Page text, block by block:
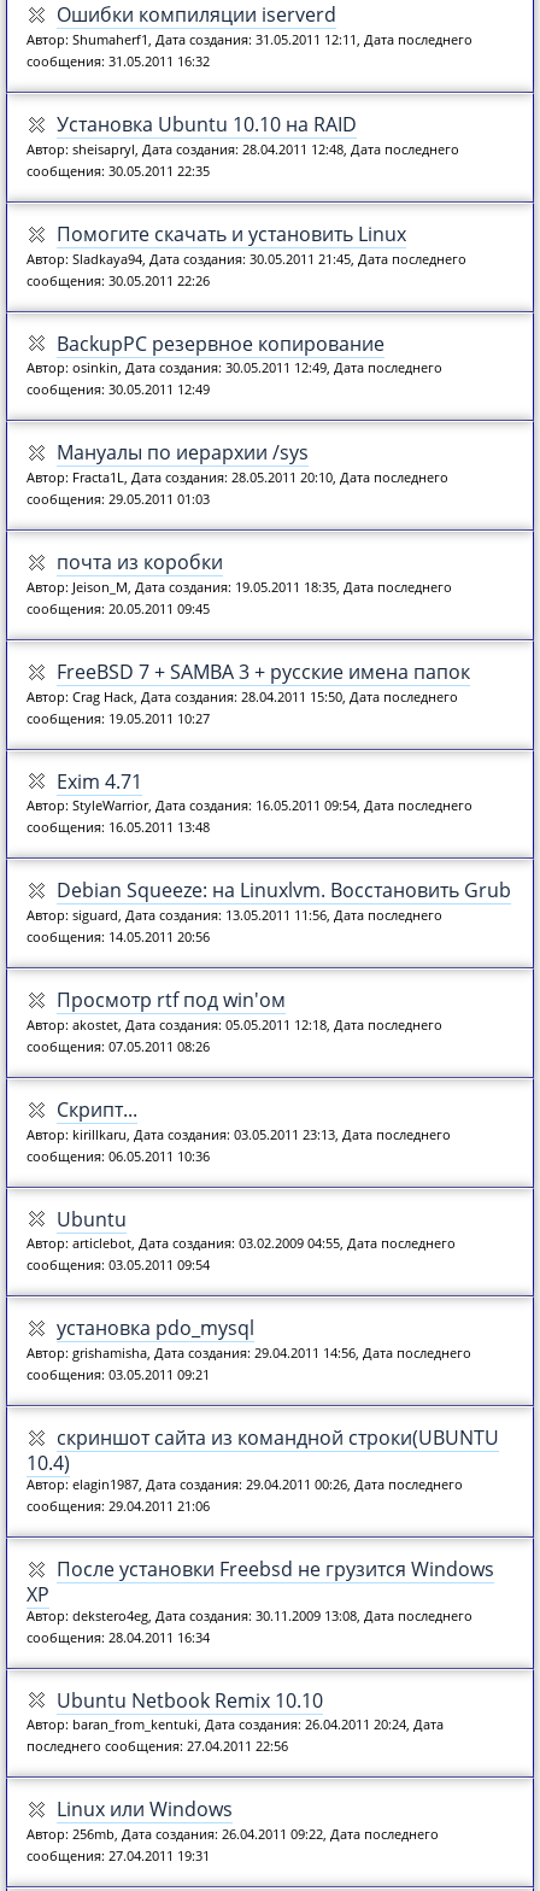
Ошибки компиляции iserverd
Автор: Shumaherf1, Дата создания: 31.05.2011 12:11, Дата последнего
сообщения: 31.05.2011 16:32
Установка Ubuntu 10.10 на RAID
Автор: sheisapryl, Дата создания: 28.04.2011 12:48, Дата последнего
сообщения: 30.05.2011 22:35
Помогите скачать и установить Linux
Автор: Sladkaya94, Дата создания: 30.05.2011 21:45, Дата последнего
сообщения: 30.05.2011 22:26
BackupPC резервное копирование
Автор: osinkin, Дата создания: 30.05.2011 12:49, Дата последнего
сообщения: 30.05.2011 12:49
Мануалы по иерархии /sys
Автор: Fracta1L, Дата создания: 28.05.2011 20:10, Дата последнего
сообщения: 29.05.2011 01:03
почта из коробки
Автор: Jeison_M, Дата создания: 19.05.2011 18:35, Дата последнего
сообщения: 20.05.2011 09:45
FreeBSD 7 + SAMBA 3 + русские имена папок
Автор: Crag Hack, Дата создания: 28.04.2011 15:50, Дата последнего
сообщения: 19.05.2011 10:27
Exim 4.71
Автор: StyleWarrior, Дата создания: 16.05.2011 09:54, Дата последнего
сообщения: 16.05.2011 13:48
Debian Squeeze: на Linuxlvm. Восстановить Grub
Автор: siguard, Дата создания: 13.05.2011 11:56, Дата последнего
сообщения: 14.05.2011 20:56
Просмотр rtf под win'ом
Автор: akostet, Дата создания: 05.05.2011 12:18, Дата последнего
сообщения: 07.05.2011 08:26
Скрипт...
Автор: kirillkaru, Дата создания: 03.05.2011 23:13, Дата последнего
сообщения: 06.05.2011 10:36
Ubuntu
Автор: articlebot, Дата создания: 03.02.2009 04:55, Дата последнего
сообщения: 03.05.2011 09:54
установка pdo_mysql
Автор: grishamisha, Дата создания: 29.04.2011 14:56, Дата последнего
сообщения: 03.05.2011 09:21
скриншот сайта из командной строки(UBUNTU
10.4)
Автор: elagin1987, Дата создания: 29.04.2011 00:26, Дата последнего
сообщения: 29.04.2011 21:06
После установки Freebsd не грузится Windows
XP
Автор: dekstero4eg, Дата создания: 30.11.2009 13:08, Дата последнего
сообщения: 28.04.2011 16:34
Ubuntu Netbook Remix 10.10
Автор: baran_from_kentuki, Дата создания: 26.04.2011 20:24, Дата
последнего сообщения: 27.04.2011 22:56
Linux или Windows
Автор: 256mb, Дата создания: 26.04.2011 09:22, Дата последнего
сообщения: 27.04.2011 19:31